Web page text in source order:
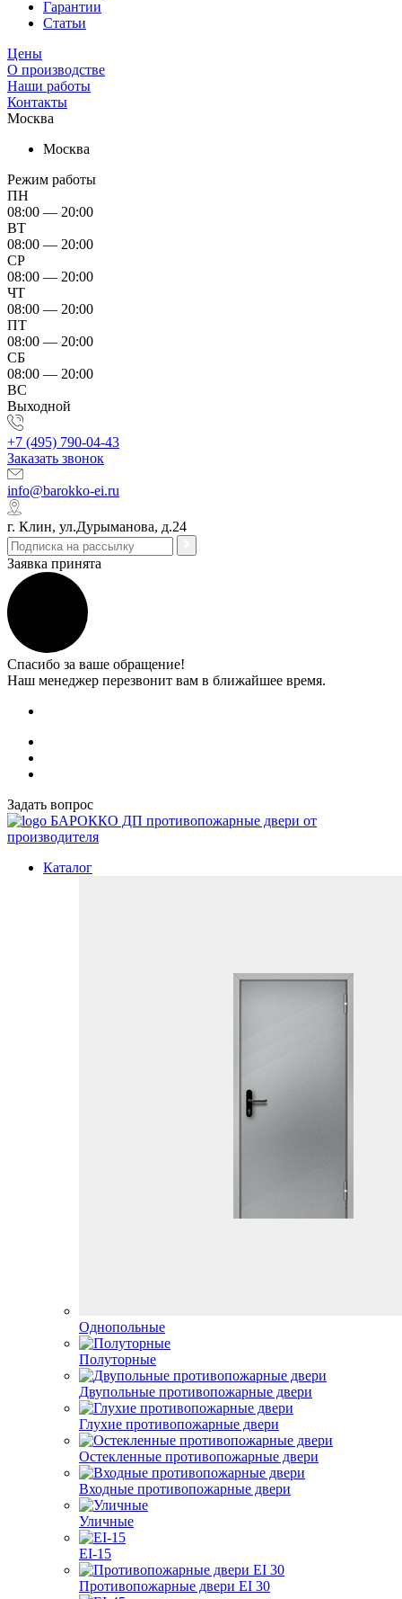
Гарантии
Статьи
Цены
О производстве
Наши работы
Контакты
Москва
Москва
Режим работы
ПН
08:00 — 20:00
ВТ
08:00 — 20:00
СР
08:00 — 20:00
ЧТ
08:00 — 20:00
ПТ
08:00 — 20:00
СБ
08:00 — 20:00
ВС
Выходной
+7 (495) 790-04-43
Заказать звонок
info@barokko-ei.ru
г. Клин, ул.Дурыманова, д.24
Заявка принята
Спасибо за ваше обращение!
Наш менеджер перезвонит вам в ближайшее время.
Задать вопрос
БАРОККО ДП противопожарные двери от
производителя
Каталог
Однопольные
Полуторные
Двупольные противопожарные двери
Глухие противопожарные двери
Остекленные противопожарные двери
Входные противопожарные двери
Уличные
EI-15
Противопожарные двери EI 30